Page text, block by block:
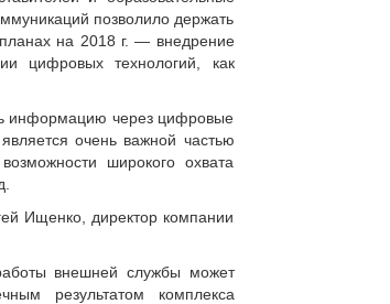
позволило держать
на 2018 г. — внедрение
цифровых технологий, как
информацию через цифровые
очень важной частью
широкого охвата
Ищенко, директор компании
внешней службы может
результатом комп­лекса